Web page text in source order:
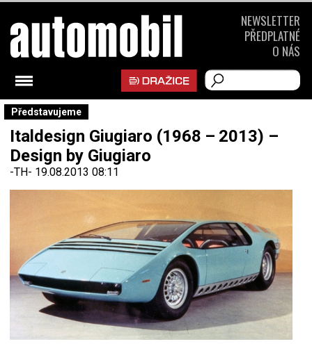
Představujeme
Italdesign Giugiaro (1968 – 2013) –
Design by Giugiaro
-TH- 19.08.2013 08:11
NEWSLETTER
PŘEDPLATNÉ
O NÁS